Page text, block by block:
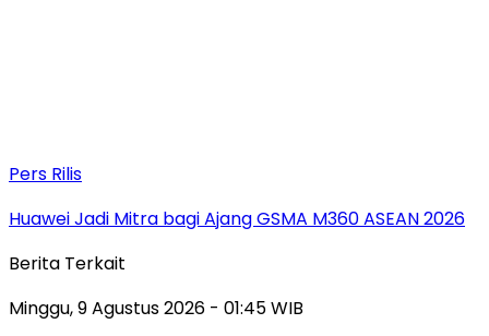
Pers Rilis
Huawei Jadi Mitra bagi Ajang GSMA M360 ASEAN 2026
Berita Terkait
Minggu, 9 Agustus 2026 - 01:45 WIB